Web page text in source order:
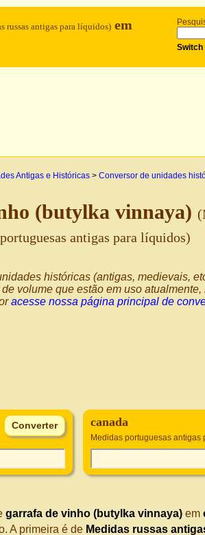
Switch
russas antigas para líquidos) em
Antigas e Históricas > Conversor de unidades
(butylka vinnaya)
antigas para líquidos)
históricas (antigas, medievais,
volume que estão em uso
acesse nossa página principal de
canada
Medidas portuguesas antigas
garrafa de vinho (butylka vinnaya) em
A primeira é de Medidas russas